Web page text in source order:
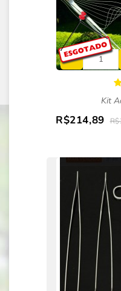
Kit
R$214,89